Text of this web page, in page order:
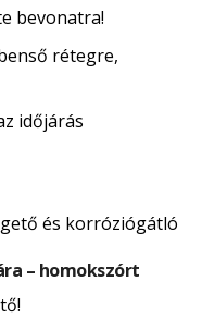
bevonatra!
rétegre,
időjárás
és korróziógátló
– homokszórt